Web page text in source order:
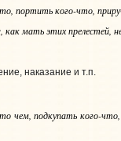
, портитького-что,
как мать этих прелестей,
наказание и т.п.
чем, подкупать кого-что